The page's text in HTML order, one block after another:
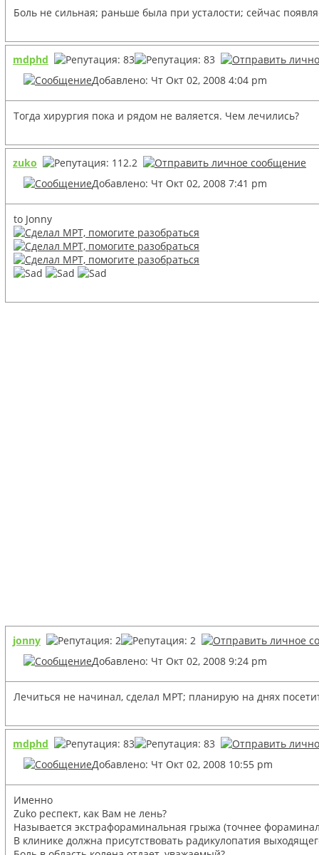
Боль не сильная; раньше была при усталости; сейчас
mdphd
Добавлено: Чт Окт 02, 2008 4:04 pm
Тогда хирургия пока и рядом не валяется. Чем лечились?
zuko
Добавлено: Чт Окт 02, 2008 7:41 pm
to Jonny
jonny
Добавлено: Чт Окт 02, 2008 9:24 pm
Лечиться не начинал, сделал МРТ; планирую на днях
mdphd
Добавлено: Чт Окт 02, 2008 10:55 pm
Именно
Zuko респект, как Вам не лень?
Называется экстрафораминальная грыжа (точнее
В клинике должна присутствовать радикулопатия